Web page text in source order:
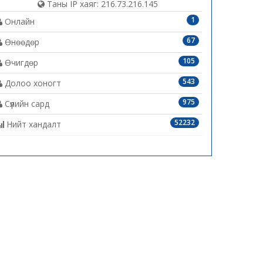
Таны IP хаяг: 216.73.216.145
1
Онлайн
67
Өнөөдөр
105
Өчигдөр
543
Долоо хоногт
975
Сүүлийн сард
52232
Нийт хандалт